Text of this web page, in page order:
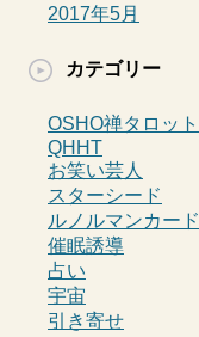
2017年5月
カテゴリー
OSHO禅タロット
QHHT
お笑い芸人
スターシード
ルノルマンカード
催眠誘導
占い
宇宙
引き寄せ